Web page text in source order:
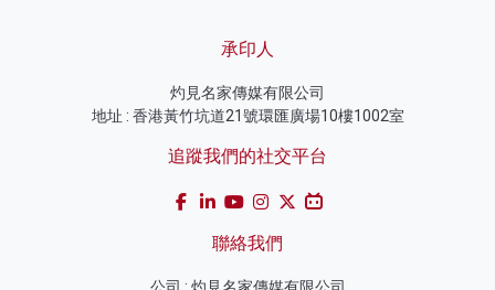
承印人
灼見名家傳媒有限公司
地址 : 香港黃竹坑道21號環匯廣場10樓1002室
追蹤我們的社交平台
聯絡我們
公司 : 灼見名家傳媒有限公司